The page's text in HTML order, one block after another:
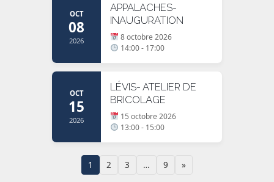
OCT
08
2026
APPALACHES-
INAUGURATION
8 octobre 2026
14:00 - 17:00
OCT
15
2026
LÉVIS- ATELIER DE
BRICOLAGE
15 octobre 2026
13:00 - 15:00
1 2 3 … 9 »